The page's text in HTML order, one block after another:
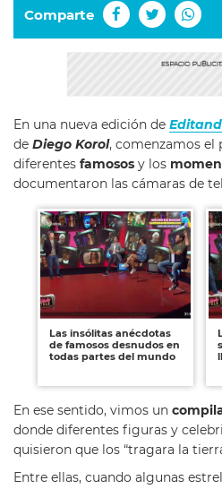
Comparte
En una nueva edición de
de Diego Korol, comenzamos el
diferentes famosos y los
documentaron las cámaras de
Las insólitas anécdotas
de famosos desnudos en
todas partes del mundo
En ese sentido, vimos un
donde diferentes figuras y
quisieron que los “tragara la
Entre ellas, cuando algunas